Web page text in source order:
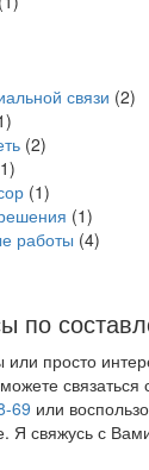
связи (2)
(2)
(1)
(1)
работы (4)
по
просто
связаться
69 или
Я свяжусь с